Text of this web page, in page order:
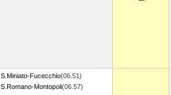
S.Miniato-Fucecchio(06.51)
S.Romano-Montopoli(06.57)